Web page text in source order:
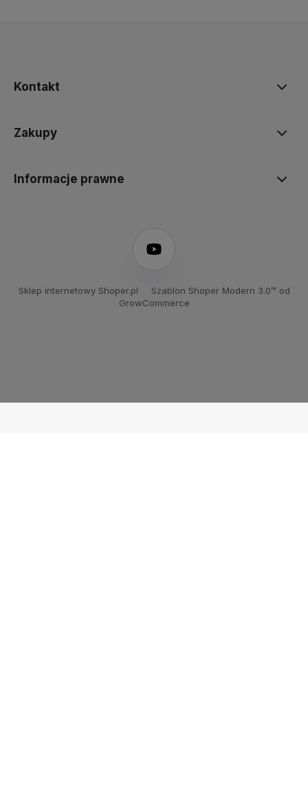
Kontakt
Zakupy
Informacje prawne
Sklep internetowy Shoper.pl Szablon Shoper Modern 3.0™ od
GrowCommerce